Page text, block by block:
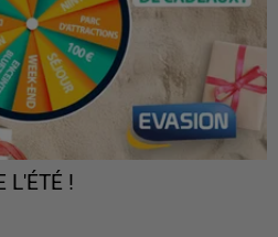
L'ÉTÉ !